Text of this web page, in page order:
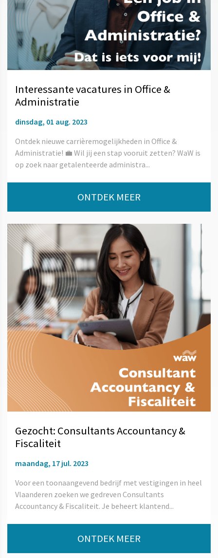
Interessante vacatures in Office &
Administratie
dinsdag, 01 aug. 2023
Ontdek nieuwe carrièremogelijkheden in Office &
Administratie! 💼 Wil jij een stap vooruit zetten? WaW is
op zoek naar getalenteerde administra...
ONTDEK MEER
Gezocht: Consultants Accountancy &
Fiscaliteit
maandag, 17 jul. 2023
Voor een toonaangevend bedrijf met vestigingen in heel
Vlaanderen zoeken we gedreven Consultants
Accountancy & Fiscaliteit. Je beheert klantend...
ONTDEK MEER